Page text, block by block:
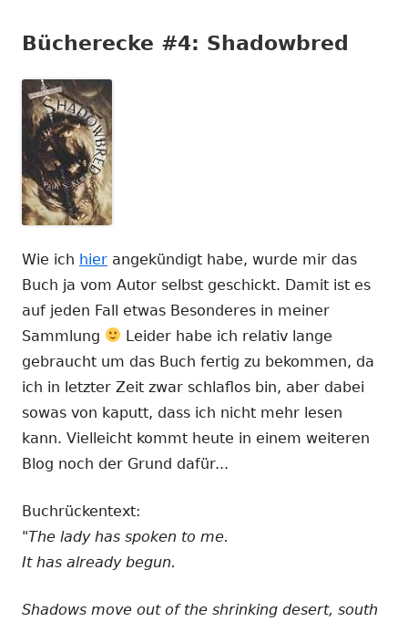
Bücherecke #4: Shadowbred
Wie ich hier angekündigt habe, wurde mir das
Buch ja vom Autor selbst geschickt. Damit ist es
auf jeden Fall etwas Besonderes in meiner
Sammlung
Leider habe ich relativ lange
gebraucht um das Buch fertig zu bekommen, da
ich in letzter Zeit zwar schlaflos bin, aber dabei
sowas von kaputt, dass ich nicht mehr lesen
kann. Vielleicht kommt heute in einem weiteren
Blog noch der Grund dafür...
Buchrückentext:
"The lady has spoken to me.
It has already begun.
Shadows move out of the shrinking desert, south